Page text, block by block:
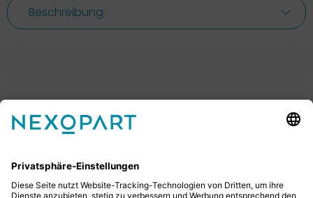
Beschreibung
Ihr Kontakt zu uns.
schreiben uns eine E-Mail.
+49 2522 59084 0